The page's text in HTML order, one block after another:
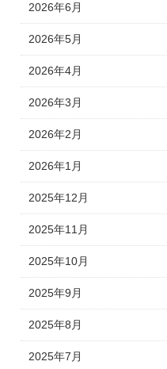
2026年6月
2026年5月
2026年4月
2026年3月
2026年2月
2026年1月
2025年12月
2025年11月
2025年10月
2025年9月
2025年8月
2025年7月